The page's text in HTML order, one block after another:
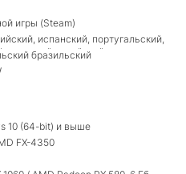
игры (Steam)
испанский, португальский,
польский, китайский
бразильский
10 (64-bit) и выше
FX-4350